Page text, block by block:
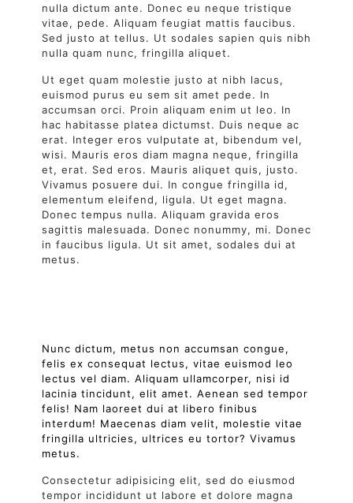
nulla dictum ante. Donec eu neque tristique
vitae, pede. Aliquam feugiat mattis faucibus.
Sed justo at tellus. Ut sodales sapien quis nibh
nulla quam nunc, fringilla aliquet.
Ut eget quam molestie justo at nibh lacus,
euismod purus eu sem sit amet pede. In
accumsan orci. Proin aliquam enim ut leo. In
hac habitasse platea dictumst. Duis neque ac
erat. Integer eros vulputate at, bibendum vel,
wisi. Mauris eros diam magna neque, fringilla
et, erat. Sed eros. Mauris aliquet quis, justo.
Vivamus posuere dui. In congue fringilla id,
elementum eleifend, ligula. Ut eget magna.
Donec tempus nulla. Aliquam gravida eros
sagittis malesuada. Donec nonummy, mi. Donec
in faucibus ligula. Ut sit amet, sodales dui at
metus.
Nunc dictum, metus non accumsan congue,
felis ex consequat lectus, vitae euismod leo
lectus vel diam. Aliquam ullamcorper, nisi id
lacinia tincidunt, elit amet. Aenean sed tempor
felis! Nam laoreet dui at libero finibus
interdum! Maecenas diam velit, molestie vitae
fringilla ultricies, ultrices eu tortor? Vivamus
metus.
Consectetur adipisicing elit, sed do eiusmod
tempor incididunt ut labore et dolore magna